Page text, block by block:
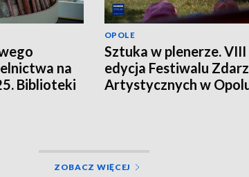
na
Biblioteki
OPOLE
Sztuka w plenerze. VIII
edycja Festiwalu
Artystycznych w
ZOBACZ WIĘCEJ